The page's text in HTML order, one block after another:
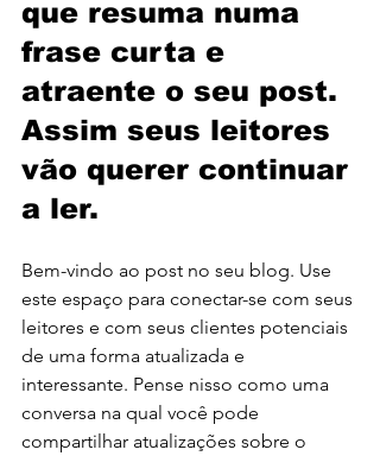
que resuma numa
frase curta e
atraente o seu post.
Assim seus leitores
vão querer continuar
a ler.
Bem-vindo ao post no seu blog. Use
este espaço para conectar-se com seus
leitores e com seus clientes potenciais
de uma forma atualizada e
interessante. Pense nisso como uma
conversa na qual você pode
compartilhar atualizações sobre o